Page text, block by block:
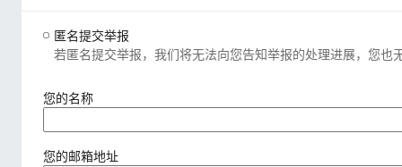
匿名提交举报
若匿名提交举报，我们将无法向您告知举报的处理进展，您也
您的名称（
填
）
您的邮箱地址（